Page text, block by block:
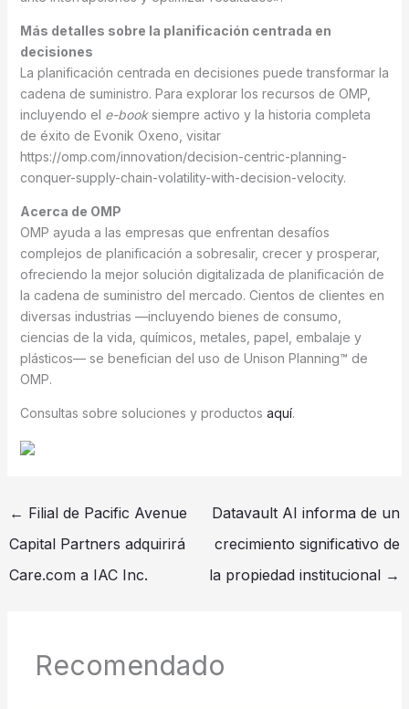
Más detalles sobre la planificación centrada en
decisiones
La planificación centrada en decisiones puede transformar la
cadena de suministro. Para explorar los recursos de OMP,
incluyendo el e-booksiempre activo y la historia completa
de éxito de Evonik Oxeno, visitar
https://omp.com/innovation/decision-centric-planning-
conquer-supply-chain-volatility-with-decision-velocity.
Acerca de OMP
OMP ayuda a las empresas que enfrentan desafíos
complejos de planificación a sobresalir, crecer y prosperar,
ofreciendo la mejor solución digitalizada de planificación de
la cadena de suministro del mercado. Cientos de clientes en
diversas industrias —incluyendo bienes de consumo,
ciencias de la vida, químicos, metales, papel, embalaje y
plásticos— se benefician del uso de Unison Planning™ de
OMP.
Consultas sobre soluciones y productos aquí.
← Filial de Pacific Avenue
Capital Partners adquirirá
Care.com a IAC Inc.
Datavault AI informa de un
crecimiento significativo de
la propiedad institucional →
Recomendado